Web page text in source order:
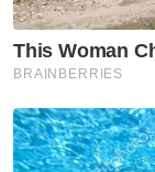
Menurut
menjual
mahu
Artikel
Suami isteri